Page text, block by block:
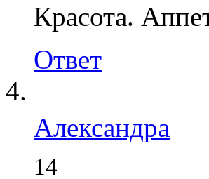
Красота.
Ответ
Александра
14